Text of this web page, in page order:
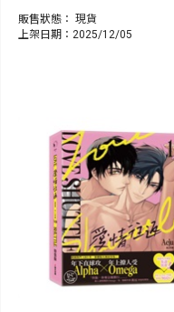
販售狀態： 現貨
上架日期：2025/12/05